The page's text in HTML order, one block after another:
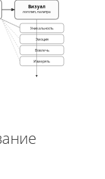
Визуал
логотип, палитра
Уникальность
Эмоция
Вовлечь
Измерять